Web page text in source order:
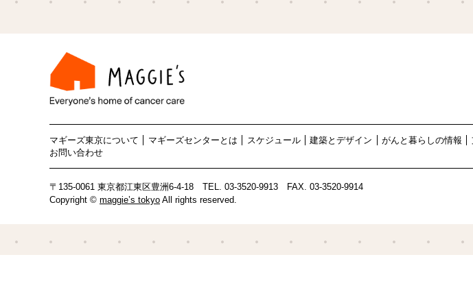
マギーズ東京について マギーズセンターとは スケジュール 建築とデザイン がんと暮らしの情報
お問い合わせ
〒135-0061 東京都江東区豊洲6-4-18 TEL. 03-3520-9913FAX. 03-3520-9914
Copyright © maggie’s tokyo All rights reserved.